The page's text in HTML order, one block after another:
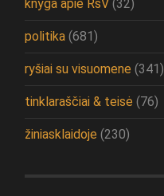
knyga apie RsV (32)
politika (681)
ryšiai su visuomene (341)
tinklaraščiai & teisė (76)
žiniasklaidoje (230)